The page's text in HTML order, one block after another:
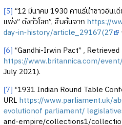
[5] “12 มีนาคม 1930 คานธีนำชาวอินเ
แพ่ง” ดังทั่วโลก”, สืบค้นจาก https://
day-in-history/article_29167(27
[6] “Gandhi-Irwin Pact” ,
https://www.britannica.com/
July 2021).
[7] “1931 Indian Round Table
URL https://www.parliament.uk/
evolutionof parliament/
and-empire/collections1/